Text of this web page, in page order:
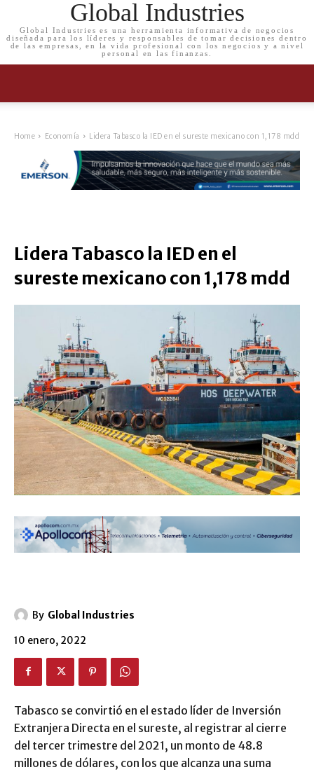
Global Industries
Global Industries es una herramienta informativa de negocios
diseñada para los líderes y responsables de tomar decisiones dentro
de las empresas, en la vida profesional con los negocios y a nivel
personal en las finanzas.
Home Economía Lidera Tabasco la IED en el sureste mexicano con 1,178 mdd
Lidera Tabasco la IED en el
sureste mexicano con 1,178 mdd
By Global Industries
10 enero, 2022
Tabasco se convirtió en el estado líder de Inversión
Extranjera Directa en el sureste, al registrar al cierre
del tercer trimestre del 2021, un monto de 48.8
millones de dólares, con los que alcanza una suma